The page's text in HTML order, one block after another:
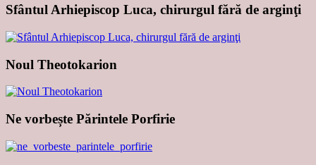
Sfântul Arhiepiscop Luca, chirurgul fără de arginţi
Noul Theotokarion
Ne vorbește Părintele Porfirie